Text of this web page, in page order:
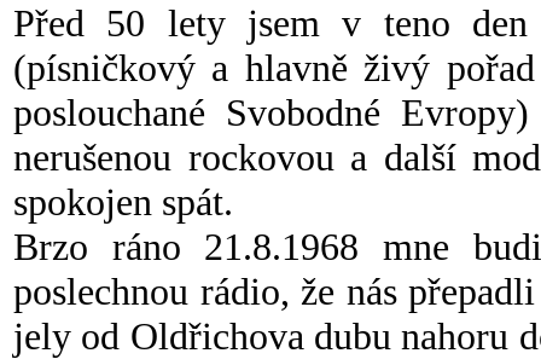
Před 50 lety jsem v teno
(písničkový a hlavně živý
poslouchané Svobodné
nerušenou rockovou a další
spokojen spát.
Brzo ráno 21.8.1968 mne
poslechnou rádio, že nás
jely od Oldřichova dubu nahoru